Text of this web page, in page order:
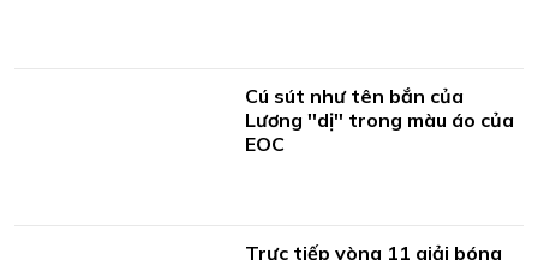
Cú sút như tên bắn của
Lương ''dị'' trong màu áo của
EOC
Trực tiếp vòng 11 giải bóng